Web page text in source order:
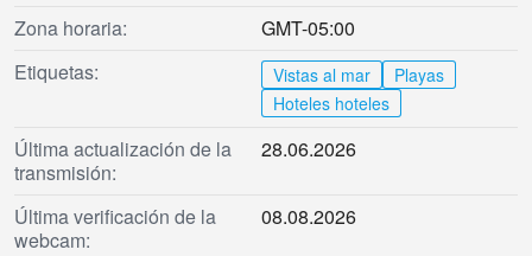
Zona horaria:
GMT-05:00
Etiquetas:
Vistas al mar
Playas
Hoteles hoteles
Última actualización de la
transmisión:
28.06.2026
Última verificación de la
webcam:
08.08.2026